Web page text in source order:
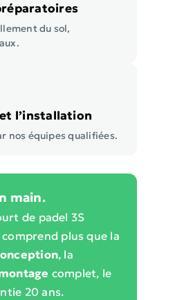
du sol,
l’installation
nos équipes qualifiées.
main.
de padel 3S
plus que la
, la
complet, le
20 ans.